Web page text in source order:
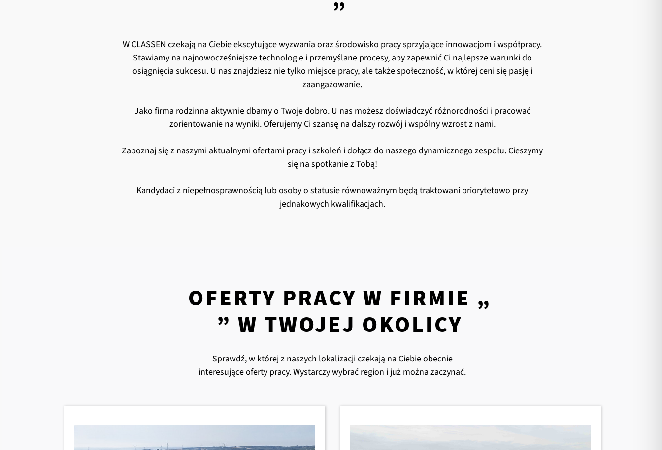
”
W CLASSEN czekają na Ciebie ekscytujące wyzwania oraz środowisko pracy sprzyjające innowacjom i współpracy.
Stawiamy na najnowocześniejsze technologie i przemyślane procesy, aby zapewnić Ci najlepsze warunki do
osiągnięcia sukcesu. U nas znajdziesz nie tylko miejsce pracy, ale także społeczność, w której ceni się pasję i
zaangażowanie.
Jako firma rodzinna aktywnie dbamy o Twoje dobro. U nas możesz doświadczyć różnorodności i pracować
zorientowanie na wyniki. Oferujemy Ci szansę na dalszy rozwój i wspólny wzrost z nami.
Zapoznaj się z naszymi aktualnymi ofertami pracy i szkoleń i dołącz do naszego dynamicznego zespołu. Cieszymy
się na spotkanie z Tobą!
Kandydaci z niepełnosprawnością lub osoby o statusie równoważnym będą traktowani priorytetowo przy
jednakowych kwalifikacjach.
OFERTY PRACY W FIRMIE „
” W TWOJEJ OKOLICY
Sprawdź, w której z naszych lokalizacji czekają na Ciebie obecnie
interesujące oferty pracy. Wystarczy wybrać region i już można zaczynać.